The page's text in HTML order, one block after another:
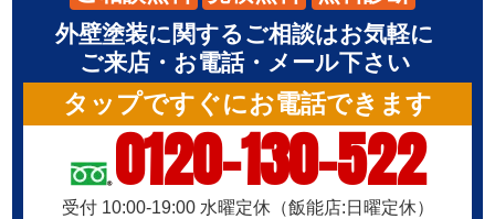
外壁塗装に関するご相談はお気軽に
ご来店・お電話・メール下さい
タップですぐにお電話できます
0120-130-522
受付 10:00-19:00 水曜定休（飯能店:日曜定休）